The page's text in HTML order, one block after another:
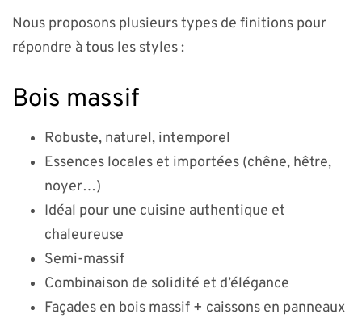
Nous proposons plusieurs types de finitions pour
répondre à tous les styles :
Bois massif
Robuste, naturel, intemporel
Essences locales et importées (chêne, hêtre,
noyer…)
Idéal pour une cuisine authentique et
chaleureuse
Semi-massif
Combinaison de solidité et d’élégance
Façades en bois massif + caissons en panneaux